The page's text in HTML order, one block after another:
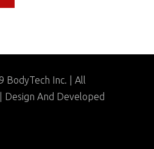
BodyTech Inc. | All
Design And Developed